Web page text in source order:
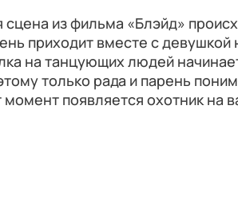
сцена из фильма «Блэйд»
приходит вместе с девушкой
на танцующих людей
только рада и парень
момент появляется охотник на